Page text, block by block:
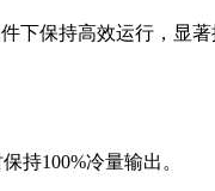
下保持高效运行，显
持100%冷量输出。